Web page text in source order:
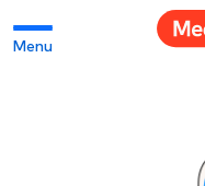
Menu